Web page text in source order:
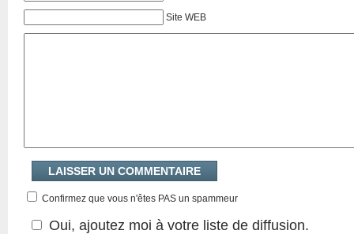
Site WEB
Confirmez que vous n'êtes PAS un spammeur
Oui, ajoutez moi à votre liste de diffusion.